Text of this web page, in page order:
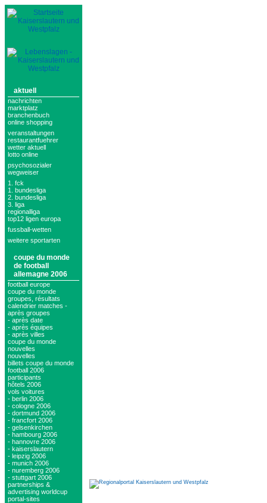
aktuell
nachrichten
marktplatz
branchenbuch
online shopping
veranstaltungen
restaurantfuehrer
wetter aktuell
lotto online
psychosozialer
wegweiser
1. fck
1. bundesliga
2. bundesliga
3. liga
regionalliga
top12 ligen europa
fussball-wetten
weitere sportarten
coupe du monde
de football
allemagne 2006
football europe
coupe du monde
groupes, résultats
calendrier matches -
après groupes
- après date
- après équipes
- après villes
coupe du monde
nouvelles
nouvelles
billets coupe du monde
football 2006
participants
hôtels 2006
vols voitures
- berlin 2006
- cologne 2006
- dortmund 2006
- francfort 2006
- gelsenkirchen
- hambourg 2006
- hannovre 2006
- kaiserslautern
- leipzig 2006
- munich 2006
- nuremberg 2006
- stuttgart 2006
partnerships &
advertising worldcup
portal-sites